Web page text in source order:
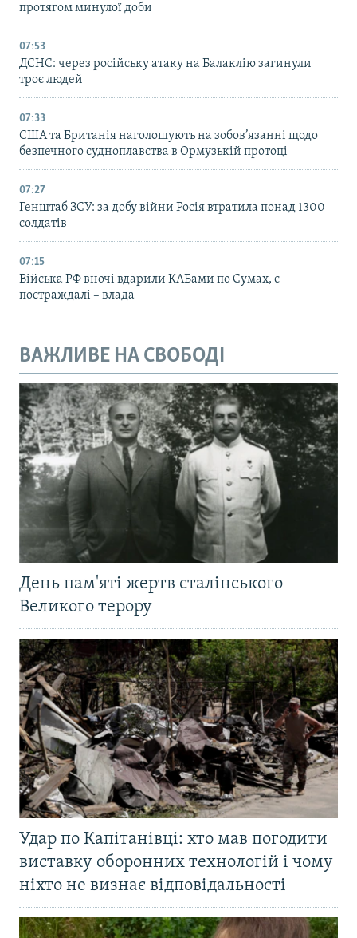
протягом минулої доби
07:53
ДСНС: через російську атаку на Балаклію загинули
троє людей
07:33
США та Британія наголошують на зобов’язанні щодо
безпечного судноплавства в Ормузькій протоці
07:27
Генштаб ЗСУ: за добу війни Росія втратила понад 1300
солдатів
07:15
Війська РФ вночі вдарили КАБами по Сумах, є
постраждалі – влада
ВАЖЛИВЕ НА СВОБОДІ
День пам'яті жертв сталінського
Великого терору
Удар по Капітанівці: хто мав погодити
виставку оборонних технологій і чому
ніхто не визнає відповідальності